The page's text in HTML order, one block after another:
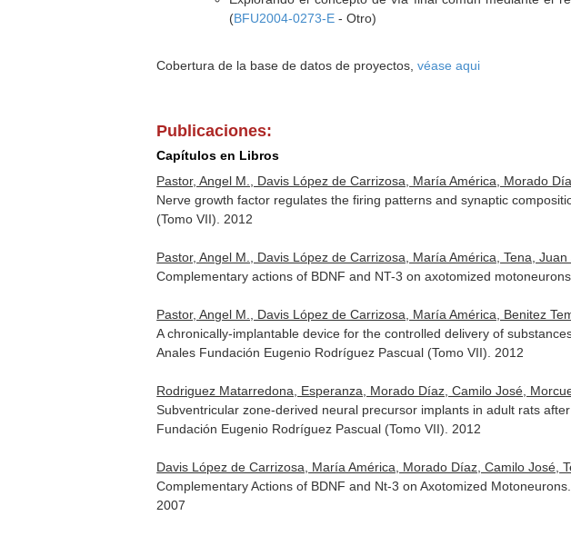
(BFU2004-0273-E - Otro)
Cobertura de la base de datos de proyectos,véase aqui
Publicaciones:
Capítulos en Libros
Pastor, Angel M., Davis López de Carrizosa, María América, Morado
Nerve growth factor regulates the firing patterns and synaptic
(Tomo VII) . 2012
Pastor, Angel M., Davis López de Carrizosa, María América, Tena,
Complementary actions of BDNF and NT-3 on axotomized
Pastor, Angel M., Davis López de Carrizosa, María América, Benitez
A chronically-implantable device for the controlled delivery of
Anales Fundación Eugenio Rodríguez Pascual (Tomo VII) . 2012
Rodriguez Matarredona, Esperanza, Morado Díaz, Camilo José,
Subventricular zone-derived neural precursor implants in adult rats
Fundación Eugenio Rodríguez Pascual (Tomo VII) . 2012
Davis López de Carrizosa, María América, Morado Díaz, Camilo José,
Complementary Actions of BDNF and Nt-3 on Axotomized
2007